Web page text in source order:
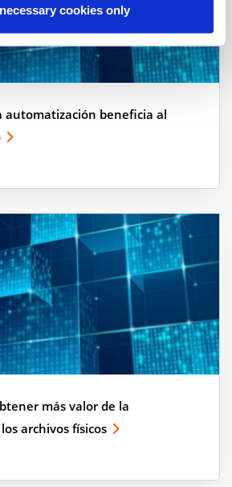
cookies only
automatización beneficia al
más valor de la
archivos físicos